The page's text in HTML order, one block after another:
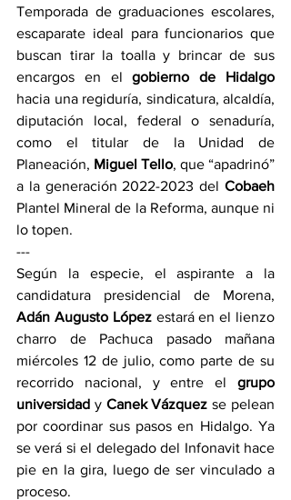
Temporada de graduaciones escolares,
escaparate ideal para funcionarios que
buscan tirar la toalla y brincar de sus
encargos en el gobierno de Hidalgo
hacia una regiduría, sindicatura, alcaldía,
diputación local, federal o senaduría,
como el titular de la Unidad de
Planeación, Miguel Tello, que “apadrinó”
a la generación 2022-2023 del Cobaeh
Plantel Mineral de la Reforma, aunque ni
lo topen.
---
Según la especie, el aspirante a la
Adán Augusto López estará en el lienzo
charro de Pachuca pasado mañana
miércoles 12 de julio, como parte de su
recorrido nacional, y entre el grupo
universidad y Canek Vázquez se pelean
por coordinar sus pasos en Hidalgo. Ya
se verá si el delegado del Infonavit hace
pie en la gira, luego de ser vinculado a
proceso.